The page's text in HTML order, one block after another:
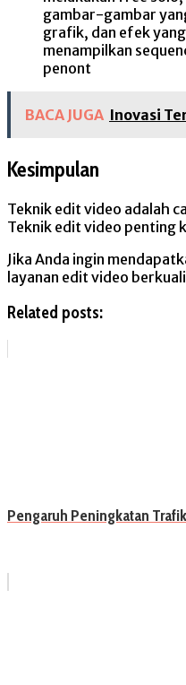
gambar-gambar
grafik, dan efek
menampilkan
penont
BACA JUGA Inovasi
Kesimpulan
Teknik edit video adalah
Teknik edit video penting
Jika Anda ingin
layanan edit video
Related posts:
Pengaruh Peningkatan